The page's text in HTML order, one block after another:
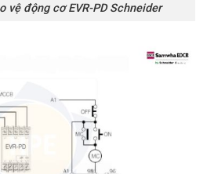
vệ động cơ EVR-PD Schneider